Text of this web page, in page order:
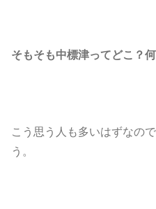
そもそも中標津ってどこ？
こう思う人も多いはずなの
う。